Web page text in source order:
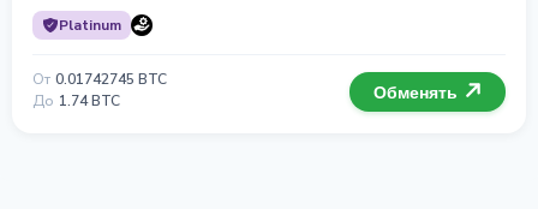
Platinum
От 0.01742745 BTC
До 1.74 BTC Обменять